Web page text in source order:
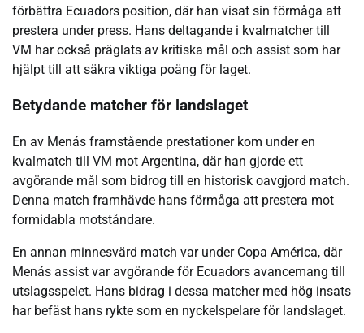
förbättra Ecuadors position, där han visat sin förmåga att
prestera under press. Hans deltagande i kvalmatcher till
VM har också präglats av kritiska mål och assist som har
hjälpt till att säkra viktiga poäng för laget.
Betydande matcher för landslaget
En av Menás framstående prestationer kom under en
kvalmatch till VM mot Argentina, där han gjorde ett
avgörande mål som bidrog till en historisk oavgjord match.
Denna match framhävde hans förmåga att prestera mot
formidabla motståndare.
En annan minnesvärd match var under Copa América, där
Menás assist var avgörande för Ecuadors avancemang till
utslagsspelet. Hans bidrag i dessa matcher med hög insats
har befäst hans rykte som en nyckelspelare för landslaget.